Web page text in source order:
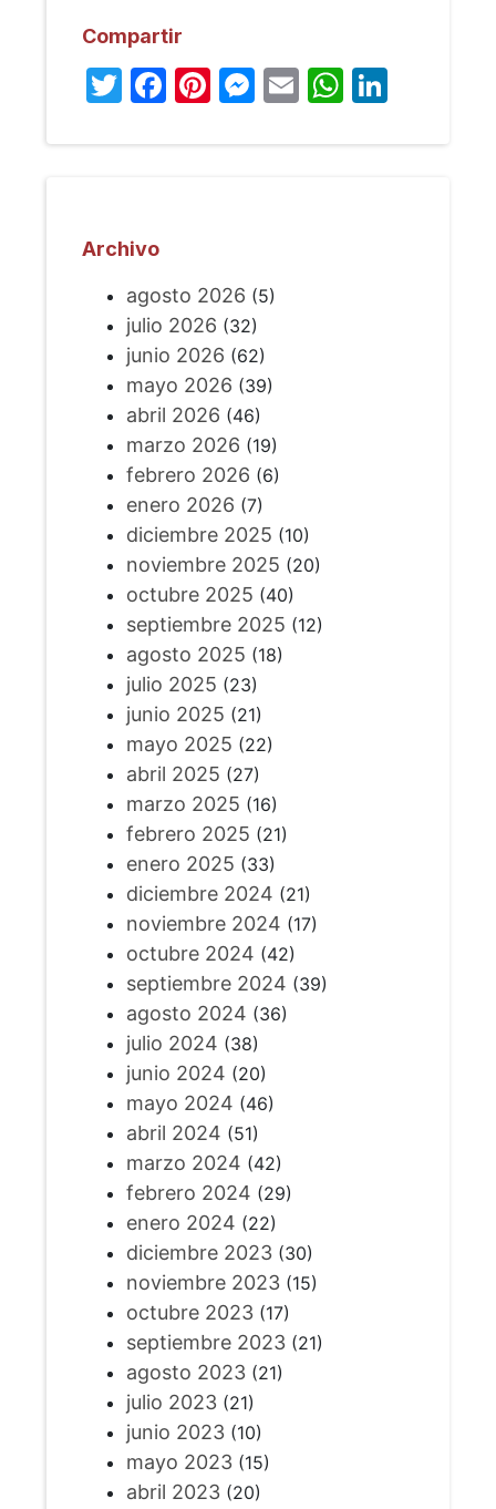
Compartir
Twitter
Facebook
Pinterest
Messenger
Email
Archivo
agosto 2026 (5)
julio 2026 (32)
junio 2026 (62)
mayo 2026 (39)
abril 2026 (46)
marzo 2026 (19)
febrero 2026 (6)
enero 2026 (7)
diciembre 2025 (10)
noviembre 2025 (20)
octubre 2025 (40)
septiembre 2025 (12)
agosto 2025 (18)
julio 2025 (23)
junio 2025 (21)
mayo 2025 (22)
abril 2025 (27)
marzo 2025 (16)
febrero 2025 (21)
enero 2025 (33)
diciembre 2024 (21)
noviembre 2024 (17)
octubre 2024 (42)
septiembre 2024 (39)
agosto 2024 (36)
julio 2024 (38)
junio 2024 (20)
mayo 2024 (46)
abril 2024 (51)
marzo 2024 (42)
febrero 2024 (29)
enero 2024 (22)
diciembre 2023(30)
noviembre 2023(15)
octubre 2023(17)
septiembre 2023(21)
agosto 2023(21)
julio 2023(21)
junio 2023(10)
mayo 2023(15)
abril 2023(20)